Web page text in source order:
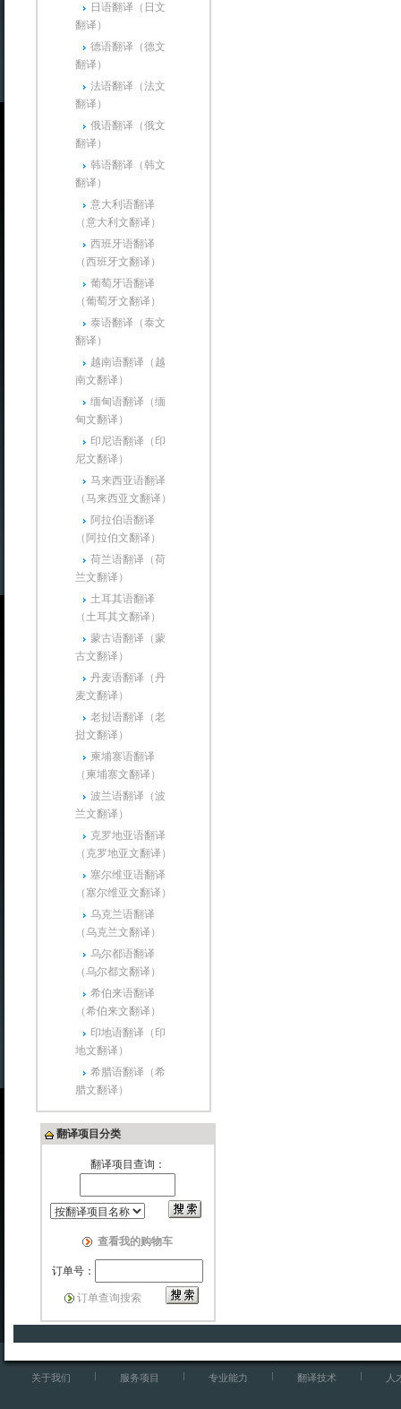
日语翻译（日文
翻译）
德语翻译（德文
翻译）
法语翻译（法文
翻译）
俄语翻译（俄文
翻译）
韩语翻译（韩文
翻译）
意大利语翻译
（意大利文翻译）
西班牙语翻译
（西班牙文翻译）
葡萄牙语翻译
（葡萄牙文翻译）
泰语翻译（泰文
翻译）
越南语翻译（越
南文翻译）
缅甸语翻译（缅
甸文翻译）
印尼语翻译（印
尼文翻译）
马来西亚语翻译
（马来西亚文翻译）
阿拉伯语翻译
（阿拉伯文翻译）
荷兰语翻译（荷
兰文翻译）
土耳其语翻译
（土耳其文翻译）
蒙古语翻译（蒙
古文翻译）
丹麦语翻译（丹
麦文翻译）
老挝语翻译（老
挝文翻译）
柬埔寨语翻译
（柬埔寨文翻译）
波兰语翻译（波
兰文翻译）
克罗地亚语翻译
（克罗地亚文翻译）
塞尔维亚语翻译
（塞尔维亚文翻译）
乌克兰语翻译
（乌克兰文翻译）
乌尔都语翻译
（乌尔都文翻译）
希伯来语翻译
（希伯来文翻译）
印地语翻译（印
地文翻译）
希腊语翻译（希
腊文翻译）
翻译项目分类
翻译项目查询：
查看我的购物车
订单号：
订单查询搜索
关于我们 服务项目 专业能力 翻译技术 人